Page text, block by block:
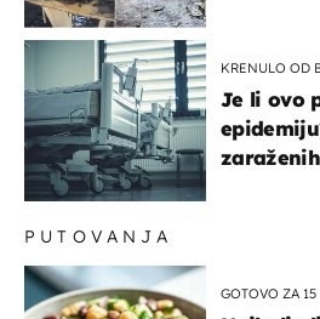
KRENULO OD
Je li ovo
PUTOVANJA
GOTOVO ZA